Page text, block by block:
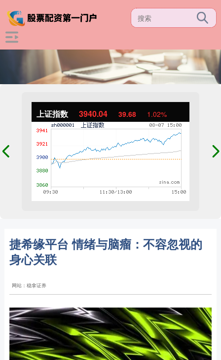
上证指数 3940.04 39.68 1.02%
捷希缘平台 情绪与脑瘤：不容忽视的
身心关联
网站：稳拿证券